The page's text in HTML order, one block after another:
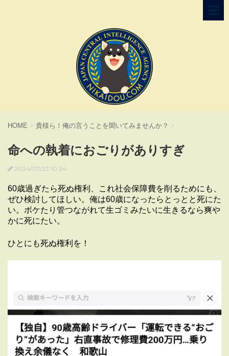
HOME > 貴様ら！俺の言うことを聞いてみませんか？ >
命への執着におごりがありすぎ
2024/07/23 10:34
60歳過ぎたら死ぬ権利、これ社会保障費を削るためにも、
ぜひ検討してほしい。俺は60歳になったらとっとと死にた
い。ボケたり管つながれて生ゴミみたいに生きるなら爽や
かに死にたい。
ひとにも死ぬ権利を！